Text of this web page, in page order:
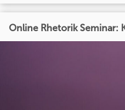
Online Rhetorik Seminar: